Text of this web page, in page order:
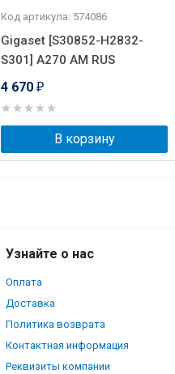
Код артикула: 574086
Gigaset [S30852-H2832-
S301] A270 AM RUS
4 670 ₽
В корзину
Узнайте о нас
Оплата
Доставка
Политика возврата
Контактная информация
Реквизиты компании